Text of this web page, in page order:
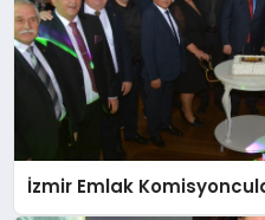
İzmir Emlak